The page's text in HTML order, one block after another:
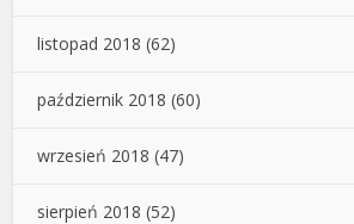
listopad 2018 (62)
październik 2018 (60)
wrzesień 2018 (47)
sierpień 2018 (52)